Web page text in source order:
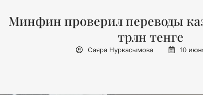
Минфин проверил переводы
трлн тенге
Саяра Нуркасымова 10